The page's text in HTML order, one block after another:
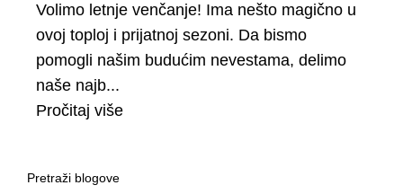
Volimo letnje venčanje! Ima nešto magično u
ovoj toploj i prijatnoj sezoni. Da bismo
pomogli našim budućim nevestama, delimo
naše najb...
Pročitaj više